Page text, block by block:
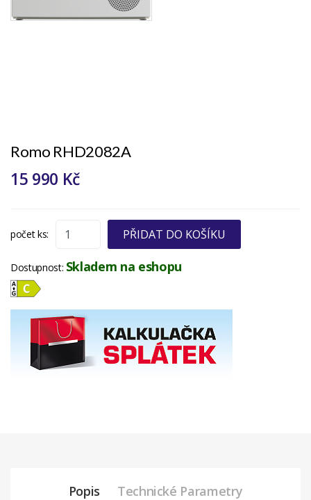
Romo RHD2082A
15 990 Kč
počet ks: PŘIDAT DO KOŠÍKU
Dostupnost: Skladem na eshopu
Popis Technické Parametry